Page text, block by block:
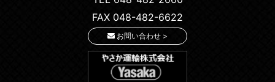
FAX 048-482-6622
お問い合わせ >